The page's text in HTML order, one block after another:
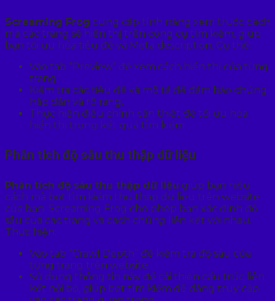
Screaming Frog cung cấp tính năng xem trước cách
mà các trang sẽ hiển thị trên công cụ tìm kiếm, giúp
bạn tối ưu hóa tiêu đề và Meta description. Cụ thể:
Vào tab “Preview” để xem cách hiển thị của từng
trang.
Kiểm tra các tiêu đề và mô tả để đảm bảo chúng
hấp dẫn và rõ ràng.
Thực hiện điều chỉnh cần thiết để tối ưu hóa
hiển thị trong kết quả tìm kiếm.
Phân tích độ sâu thu thập dữ liệu
Phân tích độ sâu thu thập dữ liệu giúp bạn hiểu
cách mà bot tìm kiếm thu thập dữ liệu trên website
của bạn. Screaming Frog cho phép bạn xác định độ
sâu của các trang và cách chúng liên kết với nhau.
Thực hiện:
Vào tab “Crawl Depth” để kiểm tra độ sâu của
từng trang trên website.
Sử dụng thông tin này để cải thiện cấu trúc liên
kết nội bộ, giúp bot tìm kiếm dễ dàng truy cập